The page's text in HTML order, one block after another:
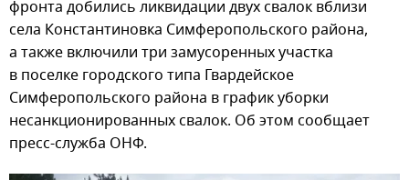
фронта добились ликвидации двух свалок вблизи
села Константиновка Симферопольского района,
а также включили три замусоренных участка
в поселке городского типа Гвардейское
Симферопольского района в график уборки
несанкционированных свалок. Об этом сообщает
пресс-служба ОНФ.